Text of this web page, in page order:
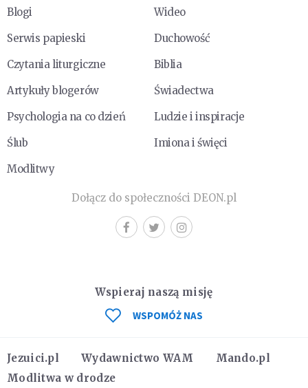
Blogi
Wideo
Serwis papieski
Duchowość
Czytania liturgiczne
Biblia
Artykuły blogerów
Świadectwa
Psychologia na co dzień
Ludzie i inspiracje
Ślub
Imiona i święci
Modlitwy
Dołącz do społeczności DEON.pl
Jezuici.pl Wydawnictwo WAM
Mando.pl
Modlitwa w drodze
Wspieraj naszą misję
WSPOMÓŻ NAS